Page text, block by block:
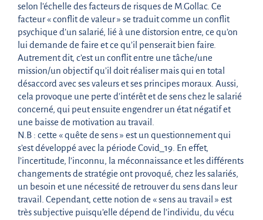
selon l’échelle des facteurs de risques de M.Gollac. Ce
facteur « conflit de valeur » se traduit comme un conflit
psychique d’un salarié, lié à une distorsion entre, ce qu’on
lui demande de faire et ce qu’il penserait bien faire.
Autrement dit, c’est un conflit entre une tâche/une
mission/un objectif qu’il doit réaliser mais qui en total
désaccord avec ses valeurs et ses principes moraux. Aussi,
cela provoque une perte d’intérêt et de sens chez le salarié
concerné, qui peut ensuite engendrer un état négatif et
une baisse de motivation au travail.
N.B : cette « quête de sens » est un questionnement qui
s’est développé avec la période Covid_19. En effet,
l’incertitude, l’inconnu, la méconnaissance et les différents
changements de stratégie ont provoqué, chez les salariés,
un besoin et une nécessité de retrouver du sens dans leur
travail. Cependant, cette notion de « sens au travail » est
très subjective puisqu’elle dépend de l’individu, du vécu